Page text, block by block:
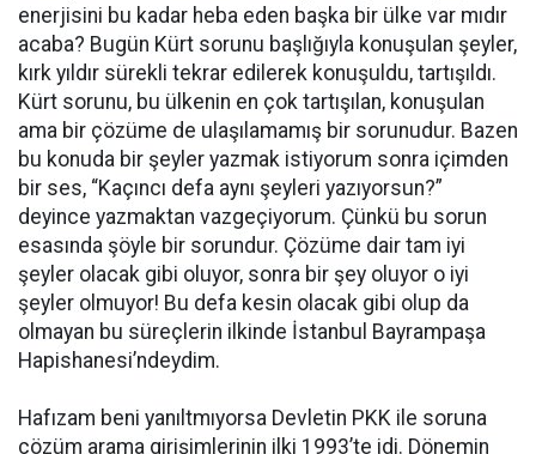
enerjisini bu kadar heba eden başka bir ülke var mıdır
acaba? Bugün Kürt sorunu başlığıyla konuşulan şeyler,
kırk yıldır sürekli tekrar edilerek konuşuldu, tartışıldı.
Kürt sorunu, bu ülkenin en çok tartışılan, konuşulan
ama bir çözüme de ulaşılamamış bir sorunudur. Bazen
bu konuda bir şeyler yazmak istiyorum sonra içimden
bir ses, “Kaçıncı defa aynı şeyleri yazıyorsun?”
deyince yazmaktan vazgeçiyorum. Çünkü bu sorun
esasında şöyle bir sorundur. Çözüme dair tam iyi
şeyler olacak gibi oluyor, sonra bir şey oluyor o iyi
şeyler olmuyor! Bu defa kesin olacak gibi olup da
olmayan bu süreçlerin ilkinde İstanbul Bayrampaşa
Hapishanesi’ndeydim.
Hafızam beni yanıltmıyorsa Devletin PKK ile soruna
çözüm arama girişimlerinin ilki 1993’te idi. Dönemin